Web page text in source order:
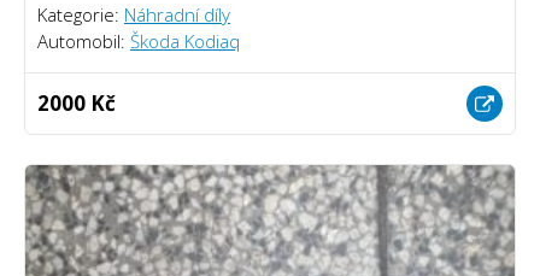
Kategorie: Náhradní díly
Automobil: Škoda Kodiaq
2000 Kč